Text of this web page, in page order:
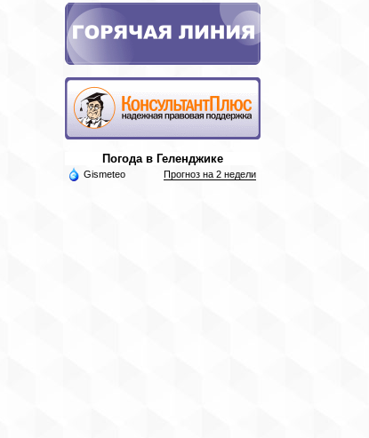
Погода в Геленджике
Gismeteo Прогноз на 2 недели